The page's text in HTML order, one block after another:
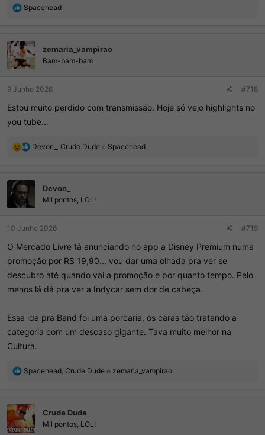
R
õ
e
s
Spacehead
zemaria_vampirao
Bam-bam-bam
9 Junho 2026 #718
Estou muito perdido com transmissão. Hoje só vejo highlights no
you tube...
R
s
Devon_ Crude Dude e Spacehead
Devon_
Mil pontos, LOL!
10 Junho 2026 #719
O Mercado Livre tá anunciando no app a Disney Premium numa
promoção por R$ 19,90... vou dar uma olhada pra ver se
descubro até quando vai a promoção e por quanto tempo. Pelo
menos lá dá pra ver a Indycar sem dor de cabeça.
Essa ida pra Band foi uma porcaria, os caras tão tratando a
categoria com um descaso gigante. Tava muito melhor na
Cultura.
R
õ
e
Spacehead Crude Dude e zemaria_vampirao
Crude Dude
Mil pontos, LOL!